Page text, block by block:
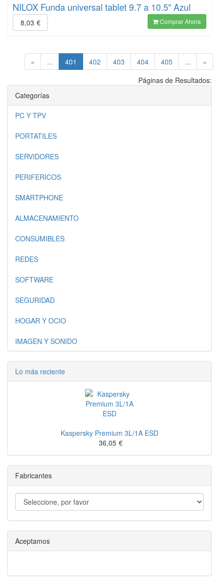
NILOX Funda universal tablet 9.7 a 10.5" Azul
8,03 € Comprar Ahora
« ... 401 (current)
402 403 404 405 ...
»
Páginas de Resultados:
Categorías
PC Y TPV
PORTATILES
SERVIDORES
PERIFERICOS
SMARTPHONE
ALMACENAMIENTO
CONSUMIBLES
REDES
SOFTWARE
SEGURIDAD
HOGAR Y OCIO
IMAGEN Y SONIDO
Lo más reciente
Kaspersky Premium 3L/1A ESD
36,05 €
Fabricantes
Aceptamos